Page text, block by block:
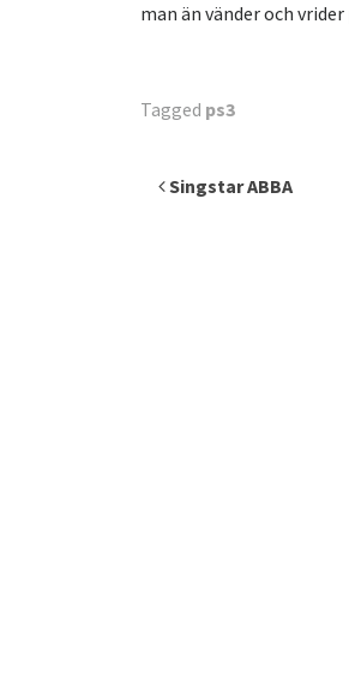
man än vänder och
Tagged ps3
Inläggsnavigering
Singstar ABBA